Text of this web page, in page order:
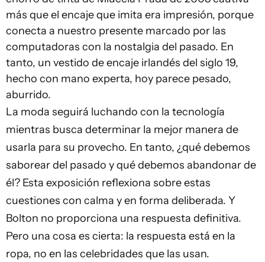
más que el encaje que imita era impresión, porque
conecta a nuestro presente marcado por las
computadoras con la nostalgia del pasado. En
tanto, un vestido de encaje irlandés del siglo 19,
hecho con mano experta, hoy parece pesado,
aburrido.
La moda seguirá luchando con la tecnología
mientras busca determinar la mejor manera de
usarla para su provecho. En tanto, ¿qué debemos
saborear del pasado y qué debemos abandonar de
él? Esta exposición reflexiona sobre estas
cuestiones con calma y en forma deliberada. Y
Bolton no proporciona una respuesta definitiva.
Pero una cosa es cierta: la respuesta está en la
ropa, no en las celebridades que las usan.